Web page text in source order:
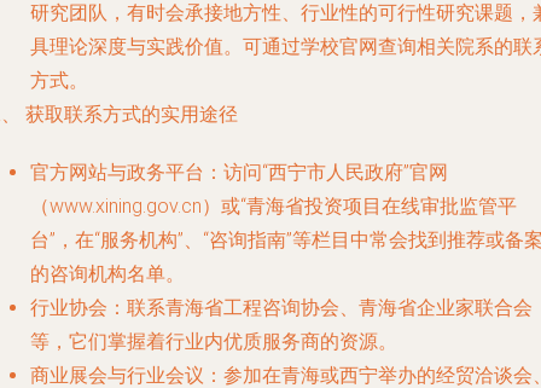
研究团队，有时会承接地方性、行业性的可行性研究课题，
具理论深度与实践价值。可通过学校官网查询相关院系的联
方式。
获取联系方式的实用途径
官方网站与政务平台 ：访问“西宁市人民政府”官网
（www.xining.gov.cn）或“青海省投资项目在线审批监管平
台”，在“服务机构”、“咨询指南”等栏目中常会找到推荐或备
的咨询机构名单。
行业协会 ：联系青海省工程咨询协会、青海省企业家联合会
等，它们掌握着行业内优质服务商的资源。
商业展会与行业会议 ：参加在青海或西宁举办的经贸洽谈会